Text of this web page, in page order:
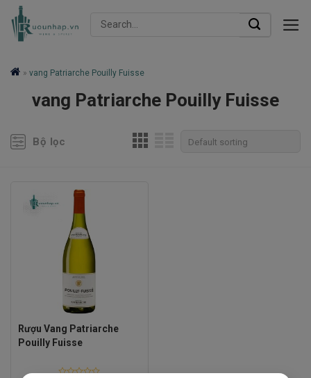
Skip
Search
» vang Patriarche Pouilly Fuisse
vang Patriarche Pouilly Fuisse
Bộ lọc
Rượu Vang Patriarche
Pouilly Fuisse